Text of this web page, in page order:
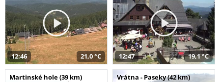
12:46 21,0 °C 12:47 19,1 °C
Martinské hole (39 km) Vrátna - Paseky (42 km)